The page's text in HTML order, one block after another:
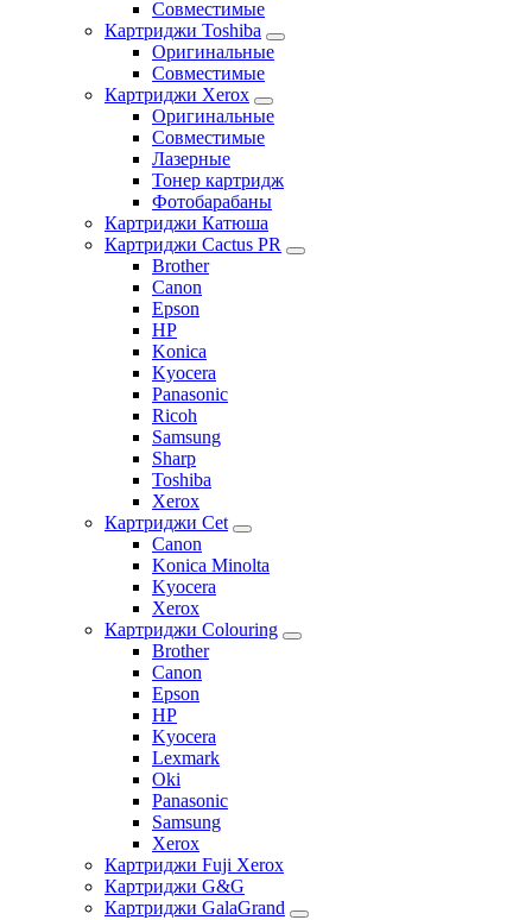
Совместимые
Картриджи Toshiba
Оригинальные
Совместимые
Картриджи Xerox
Оригинальные
Совместимые
Лазерные
Тонер картридж
Фотобарабаны
Картриджи Катюша
Картриджи Cactus PR
Brother
Canon
Epson
HP
Konica
Kyocera
Panasonic
Ricoh
Samsung
Sharp
Toshiba
Xerox
Картриджи Cet
Canon
Konica Minolta
Kyocera
Xerox
Картриджи Colouring
Brother
Canon
Epson
HP
Kyocera
Lexmark
Oki
Panasonic
Samsung
Xerox
Картриджи Fuji Xerox
Картриджи G&G
Картриджи GalaGrand